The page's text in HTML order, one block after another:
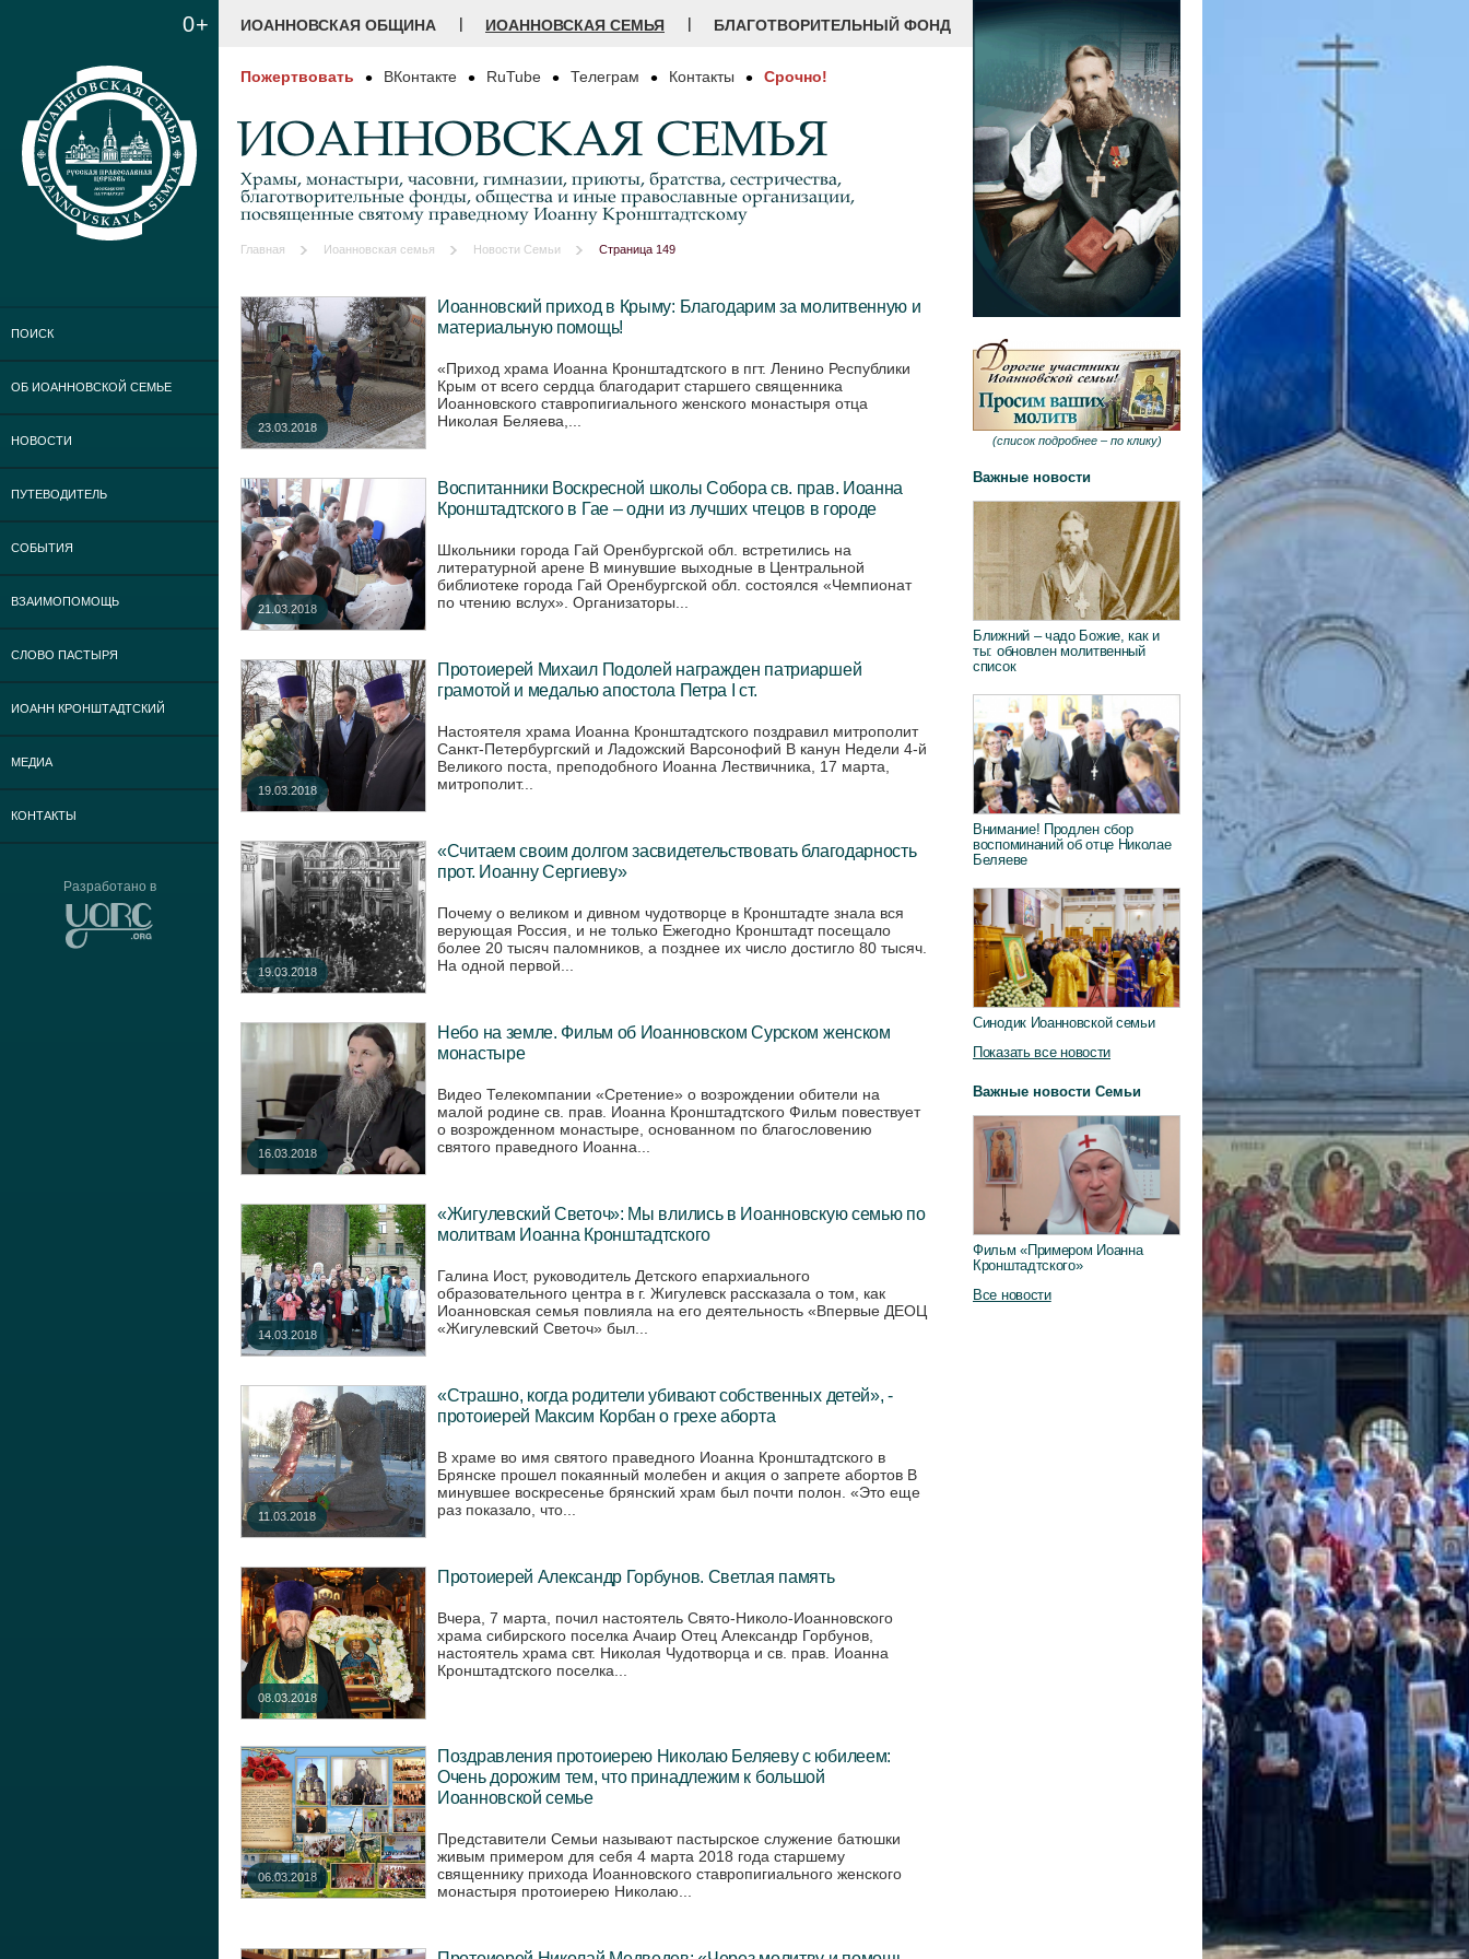
0+
ПОИСК
ОБ ИОАННОВСКОЙ СЕМЬЕ
НОВОСТИ
ПУТЕВОДИТЕЛЬ
СОБЫТИЯ
ВЗАИМОПОМОЩЬ
СЛОВО ПАСТЫРЯ
ИОАНН КРОНШТАДТСКИЙ
МЕДИА
КОНТАКТЫ
Разработано в
ИОАННОВСКАЯ ОБЩИНА | ИОАННОВСКАЯ СЕМЬЯ | БЛАГОТВОРИТЕЛЬНЫЙ ФОНД
Пожертвовать ВКонтакте RuTube Телеграм Контакты Срочно!
ИОАННОВСКАЯ СЕМЬЯ
Храмы, монастыри, часовни, гимназии, приюты, братства, сестричества,
благотворительные фонды, общества и иные православные организации,
посвященные святому праведному Иоанну Кронштадтскому
Главная Иоанновская семья Новости Семьи Страница 149
23.03.2018
Иоанновский приход в Крыму: Благодарим за молитвенную и
материальную помощь!
«Приход храма Иоанна Кронштадтского в пгт. Ленино Республики
Крым от всего сердца благодарит старшего священника
Иоанновского ставропигиального женского монастыря отца
Николая Беляева,...
21.03.2018
Воспитанники Воскресной школы Собора св. прав. Иоанна
Кронштадтского в Гае – одни из лучших чтецов в городе
Школьники города Гай Оренбургской обл. встретились на
литературной арене В минувшие выходные в Центральной
библиотеке города Гай Оренбургской обл. состоялся «Чемпионат
по чтению вслух». Организаторы...
19.03.2018
Протоиерей Михаил Подолей награжден патриаршей
грамотой и медалью апостола Петра I ст.
Настоятеля храма Иоанна Кронштадтского поздравил митрополит
Санкт-Петербургский и Ладожский Варсонофий В канун Недели 4-й
Великого поста, преподобного Иоанна Лествичника, 17 марта,
митрополит...
19.03.2018
«Считаем своим долгом засвидетельствовать благодарность
прот. Иоанну Сергиеву»
Почему о великом и дивном чудотворце в Кронштадте знала вся
верующая Россия, и не только Ежегодно Кронштадт посещало
более 20 тысяч паломников, а позднее их число достигло 80 тысяч.
На одной первой...
16.03.2018
Небо на земле. Фильм об Иоанновском Сурском женском
монастыре
Видео Телекомпании «Сретение» о возрождении обители на
малой родине св. прав. Иоанна Кронштадтского Фильм повествует
о возрожденном монастыре, основанном по благословению
святого праведного Иоанна...
14.03.2018
«Жигулевский Светоч»: Мы влились в Иоанновскую семью по
молитвам Иоанна Кронштадтского
Галина Иост, руководитель Детского епархиального
образовательного центра в г. Жигулевск рассказала о том, как
Иоанновская семья повлияла на его деятельность «Впервые ДЕОЦ
«Жигулевский Светоч» был...
11.03.2018
«Cтрашно, когда родители убивают собственных детей», -
протоиерей Максим Корбан о грехе аборта
В храме во имя святого праведного Иоанна Кронштадтского в
Брянске прошел покаянный молебен и акция о запрете абортов В
минувшее воскресенье брянский храм был почти полон. «Это еще
раз показало, что...
08.03.2018
Протоиерей Александр Горбунов. Светлая память
Вчера, 7 марта, почил настоятель Свято-Николо-Иоанновского
храма сибирского поселка Ачаир Отец Александр Горбунов,
настоятель храма свт. Николая Чудотворца и св. прав. Иоанна
Кронштадтского поселка...
06.03.2018
Поздравления протоиерею Николаю Беляеву с юбилеем:
Очень дорожим тем, что принадлежим к большой
Иоанновской семье
Представители Семьи называют пастырское служение батюшки
живым примером для себя 4 марта 2018 года старшему
священнику прихода Иоанновского ставропигиального женского
монастыря протоиерею Николаю...
(список подробнее – по клику)
Важные новости
Ближний – чадо Божие, как и
ты: обновлен молитвенный
список
Внимание! Продлен сбор
воспоминаний об отце Николае
Беляеве
Синодик Иоанновской семьи
Показать все новости
Важные новости Семьи
Фильм «Примером Иоанна
Кронштадтского»
Все новости